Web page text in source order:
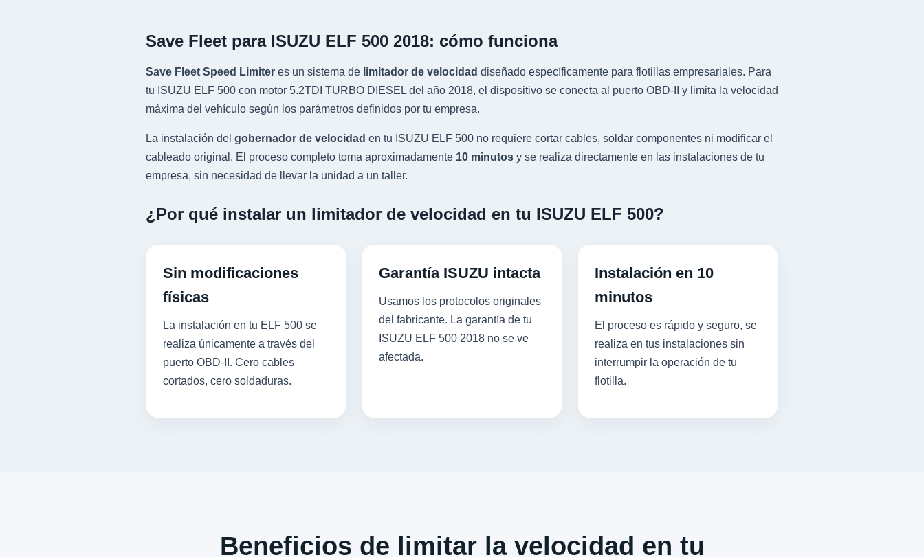
Save Fleet para ISUZU ELF 500 2018: cómo funciona
Save Fleet Speed Limiter es un sistema de limitador de velocidad diseñado específicamente para flotillas empresariales. Para
tu ISUZU ELF 500 con motor 5.2TDI TURBO DIESEL del año 2018, el dispositivo se conecta al puerto OBD-II y limita la velocidad
máxima del vehículo según los parámetros definidos por tu empresa.
La instalación del gobernador de velocidad en tu ISUZU ELF 500 no requiere cortar cables, soldar componentes ni modificar el
cableado original. El proceso completo toma aproximadamente 10 minutos y se realiza directamente en las instalaciones de tu
empresa, sin necesidad de llevar la unidad a un taller.
¿Por qué instalar un limitador de velocidad en tu ISUZU ELF 500?
Sin modificaciones
físicas
La instalación en tu ELF 500 se
realiza únicamente a través del
puerto OBD-II. Cero cables
cortados, cero soldaduras.
Garantía ISUZU intacta
Usamos los protocolos originales
del fabricante. La garantía de tu
ISUZU ELF 500 2018 no se ve
afectada.
Instalación en 10
minutos
El proceso es rápido y seguro, se
realiza en tus instalaciones sin
interrumpir la operación de tu
flotilla.
Beneficios de limitar la velocidad en tu